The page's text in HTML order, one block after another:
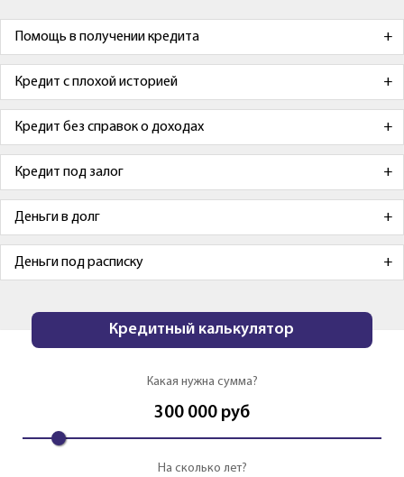
Помощь в получении кредита
Кредит с плохой историей
Кредит без справок о доходах
Кредит под залог
Деньги в долг
Деньги под расписку
Кредитный калькулятор
Какая нужна сумма?
300 000 руб
На сколько лет?